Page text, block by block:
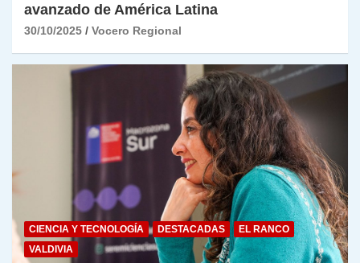
avanzado de América Latina
30/10/2025 Vocero Regional
CIENCIA Y TECNOLOGÍA DESTACADAS
EL RANCO
VALDIVIA